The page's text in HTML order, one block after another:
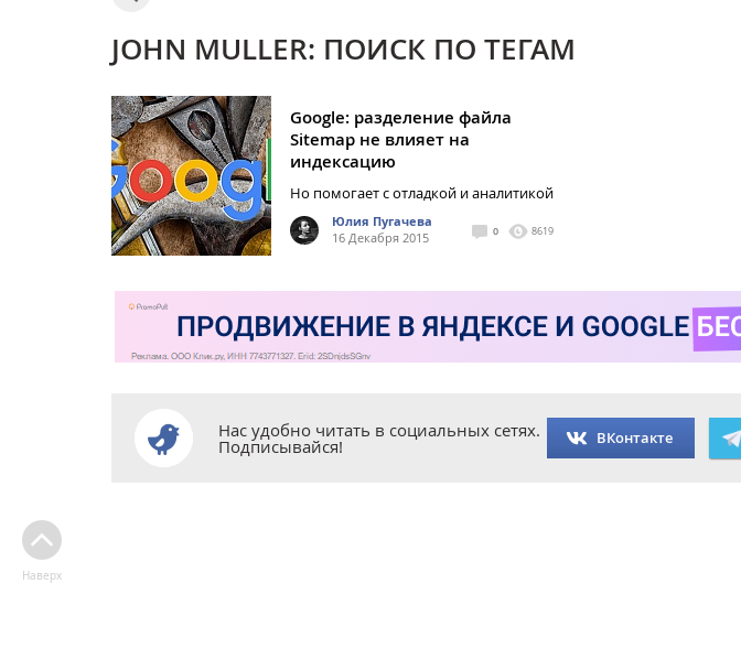
JOHN MULLER: ПОИСК ПО ТЕГАМ
Google: разделение файла
Sitemap не влияет на
индексацию
Но помогает с отладкой и аналитикой
Юлия Пугачева
16 Декабря 2015
0 8619
Нас удобно читать в социальных сетях.
Подписывайся! ВКонтакте
Наверх